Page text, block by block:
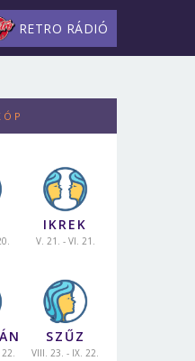
RETRO RÁDIÓ
IKREK
V. 21. - VI. 21.
SZŰZ
VIII. 23. - IX. 22.